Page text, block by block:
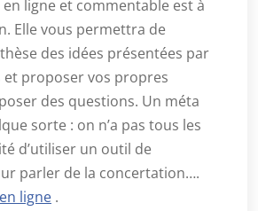
ligne et commentable est à
Elle vous permettra de
des idées présentées par
et proposer vos propres
des questions. Un méta
sorte : on n’a pas tous les
d’utiliser un outil de
parler de la concertation….
ligne .